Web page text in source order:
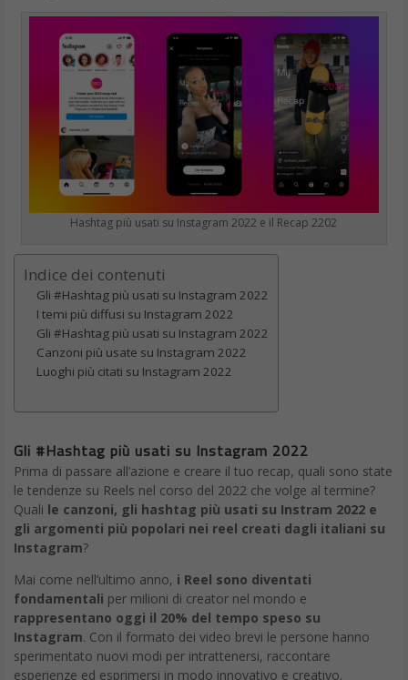
Hashtag più usati su Instagram 2022 e il Recap 2202
Indice dei contenuti
Gli #Hashtag più usati su Instagram 2022
I temi più diffusi su Instagram 2022
Gli #Hashtag più usati su Instagram 2022
Canzoni più usate su Instagram 2022
Luoghi più citati su Instagram 2022
Gli #Hashtag più usati su Instagram 2022
Prima di passare all’azione e creare il tuo recap, quali sono state
le tendenze su Reels nel corso del 2022 che volge al termine?
Quali le canzoni, gli hashtag più usati su Instram 2022 e
gli argomenti più popolari nei reel creati dagli italiani su
Instagram?
Mai come nell’ultimo anno, i Reel sono diventati
fondamentali per milioni di creator nel mondo e
rappresentano oggi il 20% del tempo speso su
Instagram. Con il formato dei video brevi le persone hanno
sperimentato nuovi modi per intrattenersi, raccontare
esperienze ed esprimersi in modo innovativo e creativo.